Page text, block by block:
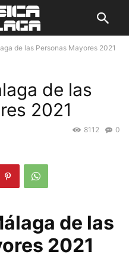
de las Personas Mayores 2021
de las
2021
0
8112
de las
2021